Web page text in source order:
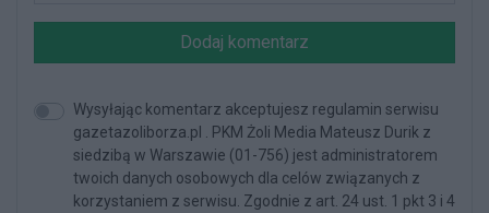
Dodaj komentarz
Wysyłając komentarz akceptujesz regulamin serwisu
gazetazoliborza.pl . PKM Żoli Media Mateusz Durik z
siedzibą w Warszawie (01-756) jest administratorem
twoich danych osobowych dla celów związanych z
korzystaniem z serwisu. Zgodnie z art. 24 ust. 1 pkt 3 i 4